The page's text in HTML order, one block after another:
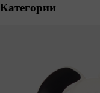
Категории